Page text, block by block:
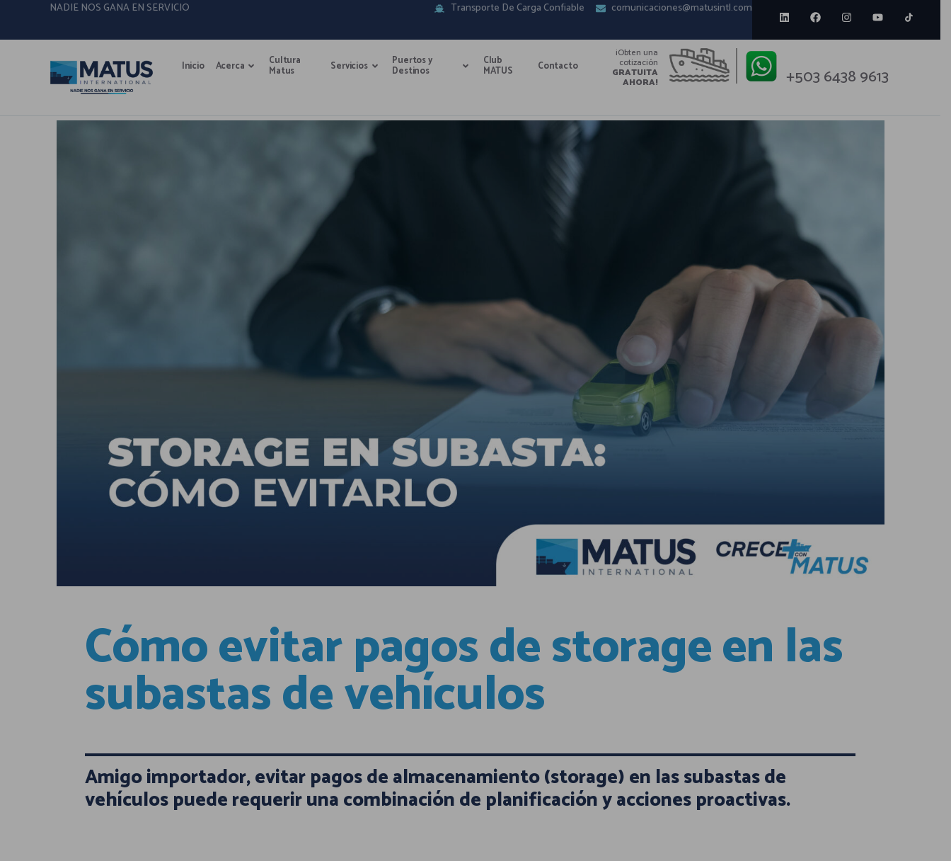
NADIE NOS GANA EN SERVICIO Transporte De Carga Confiable comunicaciones@matusintl.com
Inicio Acerca Cultura
Matus Servicios Puertos y
Destinos
Club
MATUS Contacto
¡Obten una
cotización
GRATUITA
AHORA! +503 6438 9613
Cómo evitar pagos de storage en las
subastas de vehículos
Amigo importador, evitar pagos de almacenamiento (storage) en las subastas de
vehículos puede requerir una combinación de planificación y acciones proactivas.